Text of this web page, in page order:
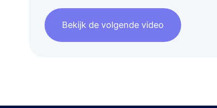
Bekijk de volgende video